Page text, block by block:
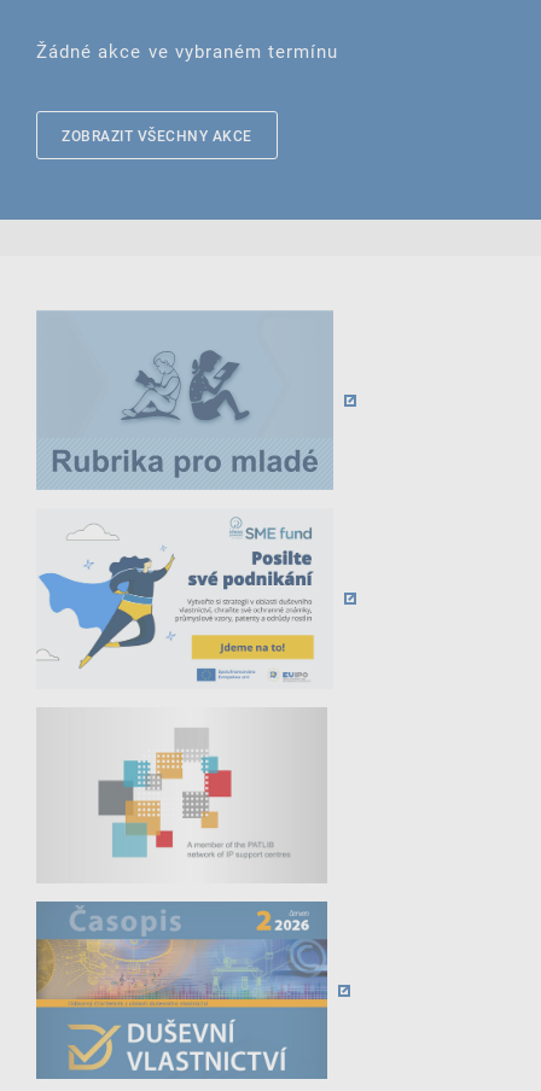
Žádné akce ve vybraném termínu
ZOBRAZIT VŠECHNY AKCE